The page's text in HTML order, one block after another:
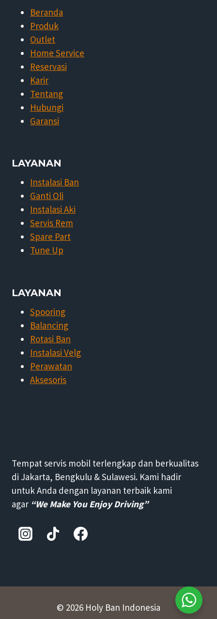
Beranda
Produk
Outlet
Home Service
Reservasi
Karir
Tentang
Hubungi
Garansi
LAYANAN
Instalasi Ban
Ganti Oli
Instalasi Aki
Servis Rem
Spare Part
Tune Up
LAYANAN
Spooring
Balancing
Rotasi Ban
Instalasi Velg
Perawatan
Aksesoris
Tempat servis mobil terlengkap dan berkualitas
di Jakarta, Bengkulu & Sulawesi. Kami hadir
untuk Anda dengan layanan terbaik kami
agar “We Make You Enjoy Driving”
© 2026 Holy Ban Indonesia